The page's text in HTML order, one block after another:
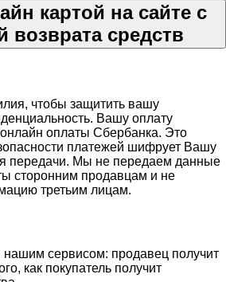
картой на сайте с
возврата средств
чтобы защитить вашу
Вашу оплату
оплаты Сбербанка. Это
платежей шифрует Вашу
передачи. Мы не передаем данные
сторонним продавцам и не
третьим лицам.
нашим сервисом: продавец получит
как покупатель получит